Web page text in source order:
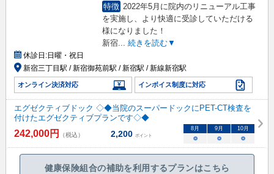
特徴 2022年5月に院内のリニューアル工事
を実施し、より快適に受診していただける
様になりました！
新宿... 続きを読む▼
休診日:日曜・祝日
新宿三丁目駅 / 新宿御苑前駅 / 新宿駅 / 新線新宿駅
オンライン決済対応 インボイス制度に対応
エグゼクティブドック ◇◆当院のスーパードックにPET-CT検査を
付けたエグゼクティブプランです◇◆
242,000円 （税込） 2,200 ポイント
8 月 9 月 10月
○ ○ ○
健康保険組合の補助を利用するプランはこちら